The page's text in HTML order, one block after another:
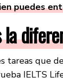
puedes
la
tareas que
IELTS